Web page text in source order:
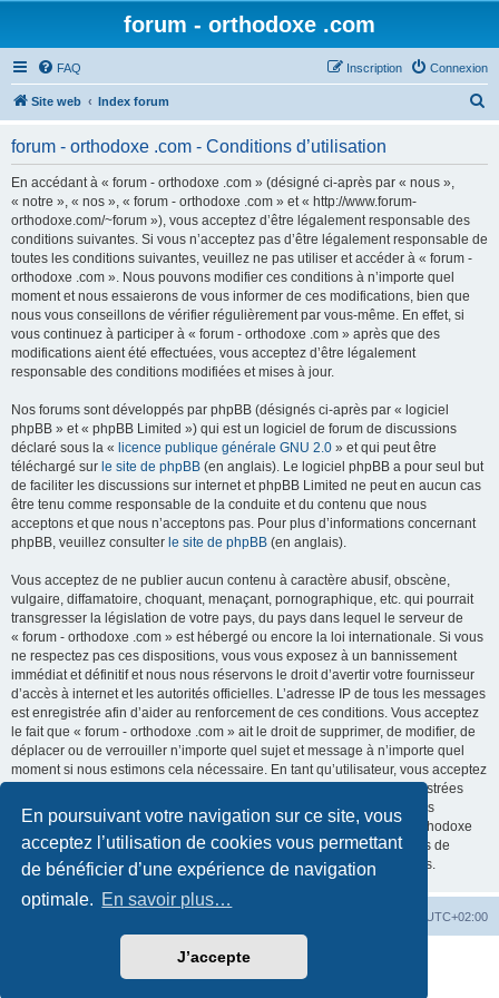
En poursuivant votre navigation sur ce site, vous
acceptez l’utilisation de cookies vous permettant
de bénéficier d’une expérience de navigation
optimale. En savoir plus…
J’accepte
forum - orthodoxe .com
FAQ Connexion
Inscription
Site web Index forum
forum - orthodoxe .com - Conditions d’utilisation
En accédant à « forum - orthodoxe .com » (désigné ci-après par « nous »,
« notre », « nos », « forum - orthodoxe .com » et « http://www.forum-
orthodoxe.com/~forum »), vous acceptez d’être légalement responsable des
conditions suivantes. Si vous n’acceptez pas d’être légalement responsable de
toutes les conditions suivantes, veuillez ne pas utiliser et accéder à « forum -
orthodoxe .com ». Nous pouvons modifier ces conditions à n’importe quel
moment et nous essaierons de vous informer de ces modifications, bien que
nous vous conseillons de vérifier régulièrement par vous-même. En effet, si
vous continuez à participer à « forum - orthodoxe .com » après que des
modifications aient été effectuées, vous acceptez d’être légalement
responsable des conditions modifiées et mises à jour.
Nos forums sont développés par phpBB (désignés ci-après par « logiciel
phpBB » et « phpBB Limited ») qui est un logiciel de forum de discussions
déclaré sous la « licence publique générale GNU 2.0 » et qui peut être
téléchargé sur le site de phpBB (en anglais). Le logiciel phpBB a pour seul but
de faciliter les discussions sur internet et phpBB Limited ne peut en aucun cas
être tenu comme responsable de la conduite et du contenu que nous
acceptons et que nous n’acceptons pas. Pour plus d’informations concernant
phpBB, veuillez consulter le site de phpBB (en anglais).
Vous acceptez de ne publier aucun contenu à caractère abusif, obscène,
vulgaire, diffamatoire, choquant, menaçant, pornographique, etc. qui pourrait
transgresser la législation de votre pays, du pays dans lequel le serveur de
« forum - orthodoxe .com » est hébergé ou encore la loi internationale. Si vous
ne respectez pas ces dispositions, vous vous exposez à un bannissement
immédiat et définitif et nous nous réservons le droit d’avertir votre fournisseur
d’accès à internet et les autorités officielles. L’adresse IP de tous les messages
est enregistrée afin d’aider au renforcement de ces conditions. Vous acceptez
le fait que « forum - orthodoxe .com » ait le droit de supprimer, de modifier, de
déplacer ou de verrouiller n’importe quel sujet et message à n’importe quel
moment si nous estimons cela nécessaire. En tant qu’utilisateur, vous acceptez
que toutes les informations que vous avez renseignées soient enregistrées
dans notre base de données. Bien que ces informations ne seront pas
diffusées à une tierce partie sans votre consentement, ni « forum - orthodoxe
.com », ni phpBB, ne pourront être tenus comme responsables en cas de
tentative de piratage informatique visant à compromettre vos données.
UTC+02:00
phpBB® Forum Software © phpBB Limited
©